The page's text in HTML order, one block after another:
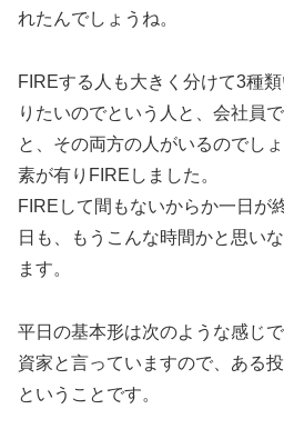
れたんでしょうね。
FIREする人も大きく分けて3種
りたいのでという人と、会社員
と、その両方の人がいるのでし
素が有りFIREしました。
FIREして間もないからか一日が
日も、もうこんな時間かと思い
ます。
平日の基本形は次のような感じ
資家と言っていますので、ある
ということです。